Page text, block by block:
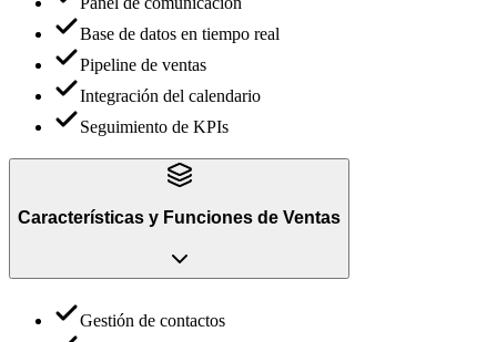
Base de datos en tiempo real
Pipeline de ventas
Integración del calendario
Seguimiento de KPIs
Características y Funciones de Ventas
Gestión de contactos